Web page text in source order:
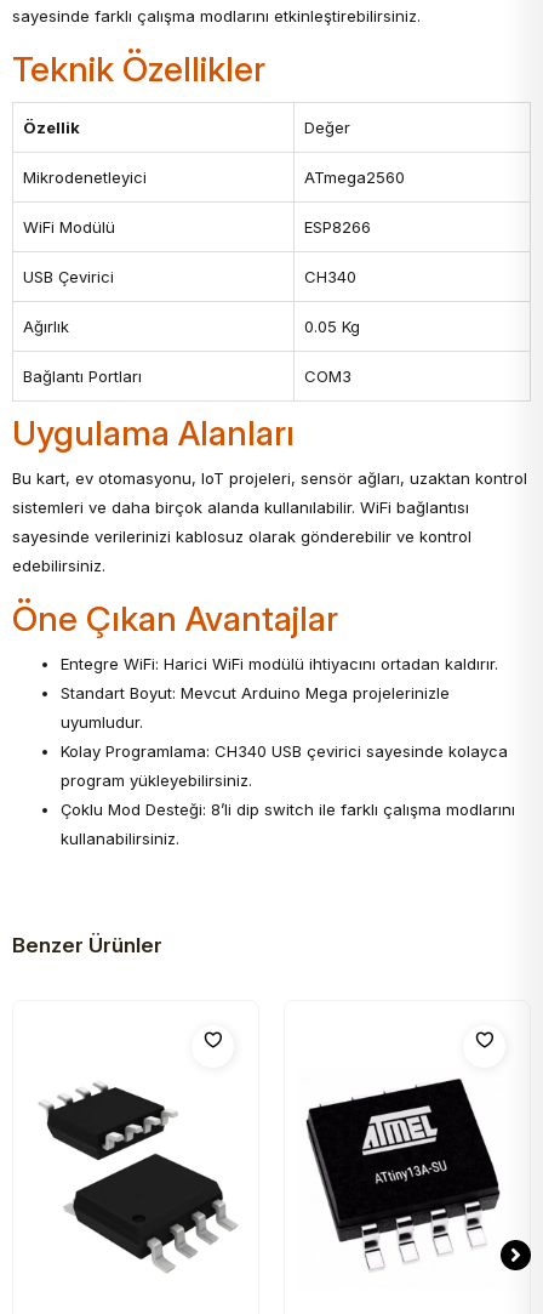
sayesinde farklı çalışma modlarını etkinleştirebilirsiniz.
Teknik Özellikler
Özellik Değer
Mikrodenetleyici ATmega2560
WiFi Modülü ESP8266
USB Çevirici CH340
Ağırlık 0.05 Kg
Bağlantı Portları COM3
Uygulama Alanları
Bu kart, ev otomasyonu, IoT projeleri, sensör ağları, uzaktan kontrol
sistemleri ve daha birçok alanda kullanılabilir. WiFi bağlantısı
sayesinde verilerinizi kablosuz olarak gönderebilir ve kontrol
edebilirsiniz.
Öne Çıkan Avantajlar
Entegre WiFi: Harici WiFi modülü ihtiyacını ortadan kaldırır.
Standart Boyut: Mevcut Arduino Mega projelerinizle
uyumludur.
Kolay Programlama: CH340 USB çevirici sayesinde kolayca
program yükleyebilirsiniz.
Çoklu Mod Desteği: 8’li dip switch ile farklı çalışma modlarını
kullanabilirsiniz.
Benzer Ürünler